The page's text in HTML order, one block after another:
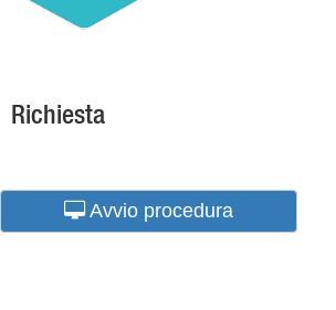
Richiesta
Avvio procedura